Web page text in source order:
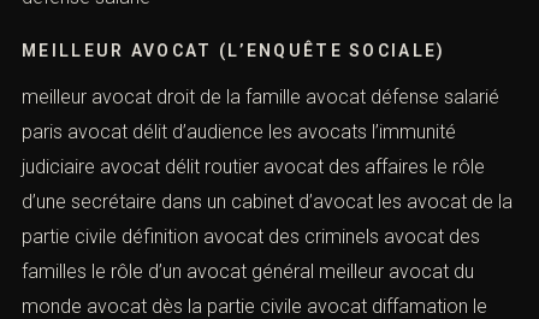
MEILLEUR AVOCAT (L’ENQUÊTE SOCIALE)
meilleur avocat droit de la famille avocat défense salarié
paris avocat délit d’audience les avocats l’immunité
judiciaire avocat délit routier avocat des affaires le rôle
d’une secrétaire dans un cabinet d’avocat les avocat de la
partie civile définition avocat des criminels avocat des
familles le rôle d’un avocat général meilleur avocat du
monde avocat dès la partie civile avocat diffamation le